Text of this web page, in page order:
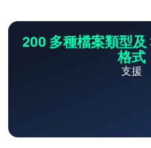
200 多種檔案類型及
格式
支援